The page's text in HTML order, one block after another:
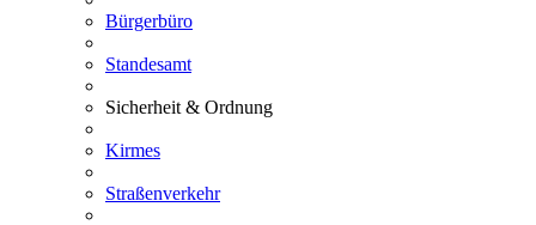
Bürgerbüro
Standesamt
Sicherheit & Ordnung
Kirmes
Straßenverkehr